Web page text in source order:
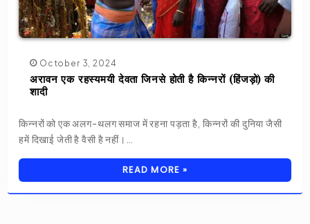
October 3, 2024
अरावन एक रहस्यमयी देवता जिनसे होती है किन्नरों (हिंजड़ो) की
शादी
किन्नरों को एक अलग-थलग समाज में रहना पड़ता है, किन्नरों की दुनिया जैसी
हमें दिखाई जेती है वैसी है नहीं।…
READ MORE »